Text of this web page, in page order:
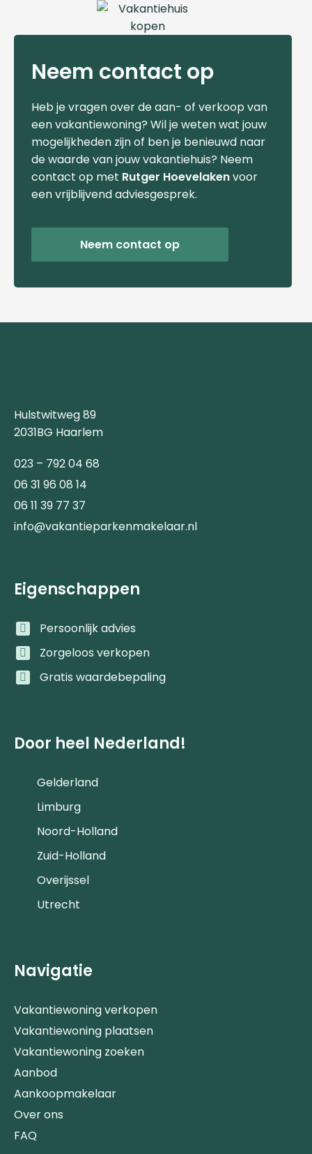
Neem contact op
Heb je vragen over de aan- of verkoop van
een vakantiewoning? Wil je weten wat jouw
mogelijkheden zijn of ben je benieuwd naar
de waarde van jouw vakantiehuis? Neem
contact op met Rutger Hoevelakenvoor
een vrijblijvend adviesgesprek.
Neem contact op
Hulstwitweg 89
2031BG Haarlem
023 – 792 04 68
06 31 96 08 14
06 11 39 77 37
info@vakantieparkenmakelaar.nl
Eigenschappen
Persoonlijk advies
Zorgeloos verkopen
Gratis waardebepaling
Door heel Nederland!
Gelderland
Limburg
Noord-Holland
Zuid-Holland
Overijssel
Utrecht
Navigatie
Vakantiewoning verkopen
Vakantiewoning plaatsen
Vakantiewoning zoeken
Aanbod
Aankoopmakelaar
Over ons
FAQ